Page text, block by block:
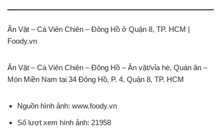
Ăn Vặt – Cá Viên Chiên – Đông Hồ ở Quận 8, TP. HCM |
Foody.vn
Ăn Vặt – Cá Viên Chiên – Đông Hồ – Ăn vặt/vỉa hè, Quán ăn –
Món Miền Nam tại 34 Đông Hồ, P. 4, Quận 8, TP. HCM
Nguồn hình ảnh: www.foody.vn
Số lượt xem hình ảnh: 21958